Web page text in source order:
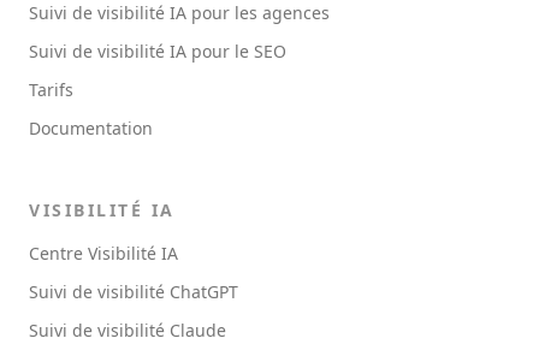
Suivi de visibilité IA pour les agences
Suivi de visibilité IA pour le SEO
Tarifs
Documentation
VISIBILITÉ IA
Centre Visibilité IA
Suivi de visibilité ChatGPT
Suivi de visibilité Claude